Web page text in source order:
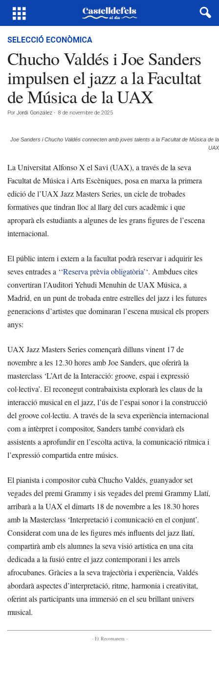
SELECCIÓ ECONÒMICA
Chucho Valdés i Joe Sanders
impulsen el jazz a la Facultat
de Música de la UAX
Por Jordi González - 8 de novembre de 2025
Joe Sanders i Chucho Valdés connecten amb joves talents a la Facultat de Música de la
UAX
La Universitat Alfonso X el Savi (UAX), a través de la seva
Facultat de Música i Arts Escèniques, posa en marxa la primera
edició de l’UAX Jazz Masters Series, un cicle de trobades
formatives que tindran lloc al llarg del curs acadèmic i que
aproparà els estudiants a algunes de les grans figures de l’escena
internacional.
El públic intern i extern a la facultat podrà reservar i adquirir les
seves entrades a ‘‘Reserva prèvia obligatòria’‘. Ambdues cites
convertiran l’Auditori Yehudi Menuhin de UAX Música, a
Madrid, en un punt de trobada entre estrelles del jazz i les futures
generacions d’artistes que dominaran l’escena musical els propers
anys:
UAX Jazz Masters Series començarà dilluns vinent 17 de
novembre a les 12.30 hores amb Joe Sanders, que oferirà la
masterclass ‘L’Art de la Interacció: groove, espai i expressió
col·lectiva’. El reconegut contrabaixista explorarà les claus de la
interacció musical en el jazz, l’ús de l’espai sonor i la construcció
del groove col·lectiu. A través de la seva experiència internacional
com a intèrpret i compositor, Sanders també convidarà els
assistents a aprofundir en l’escolta activa, la comunicació rítmica i
l’expressió compartida entre músics.
El pianista i compositor cubà Chucho Valdés, guanyador set
vegades del premi Grammy i sis vegades del premi Grammy Llatí,
arribarà a la UAX el dimarts 18 de novembre a les 18.30 hores
amb la Masterclass ‘Interpretació i comunicació en el conjunt’.
Considerat com una de les figures més influents del jazz llatí,
compartirà amb els alumnes la seva visió artística en una cita
dedicada a la fusió entre el jazz contemporani i les arrels
afrocubanes. Gràcies a la seva trajectòria i experiència, Valdés
abordarà aspectes d’interpretació, ritme, harmonia i creativitat,
oferint als participants una immersió en el seu brillant univers
musical.
- Et Recomanem -